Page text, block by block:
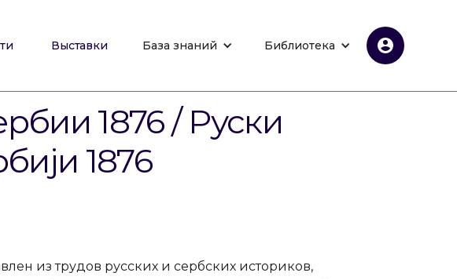
Выставки База знаний Библиотека
1876 / Руски
1876
из трудов русских и сербских историков,